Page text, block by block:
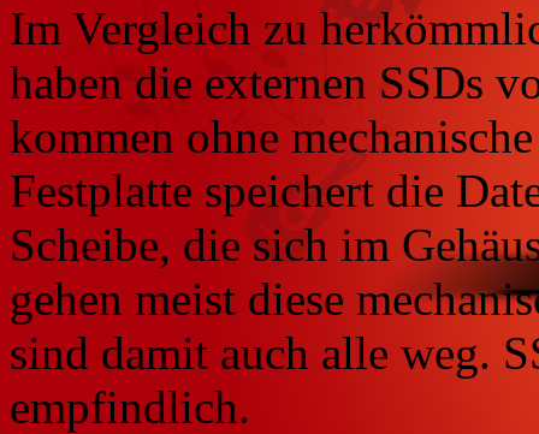
Im Vergleich zu
haben die externen SSDs
kommen ohne
Festplatte speichert die
Scheibe, die sich im
gehen meist diese
sind damit auch alle weg.
empfindlich.